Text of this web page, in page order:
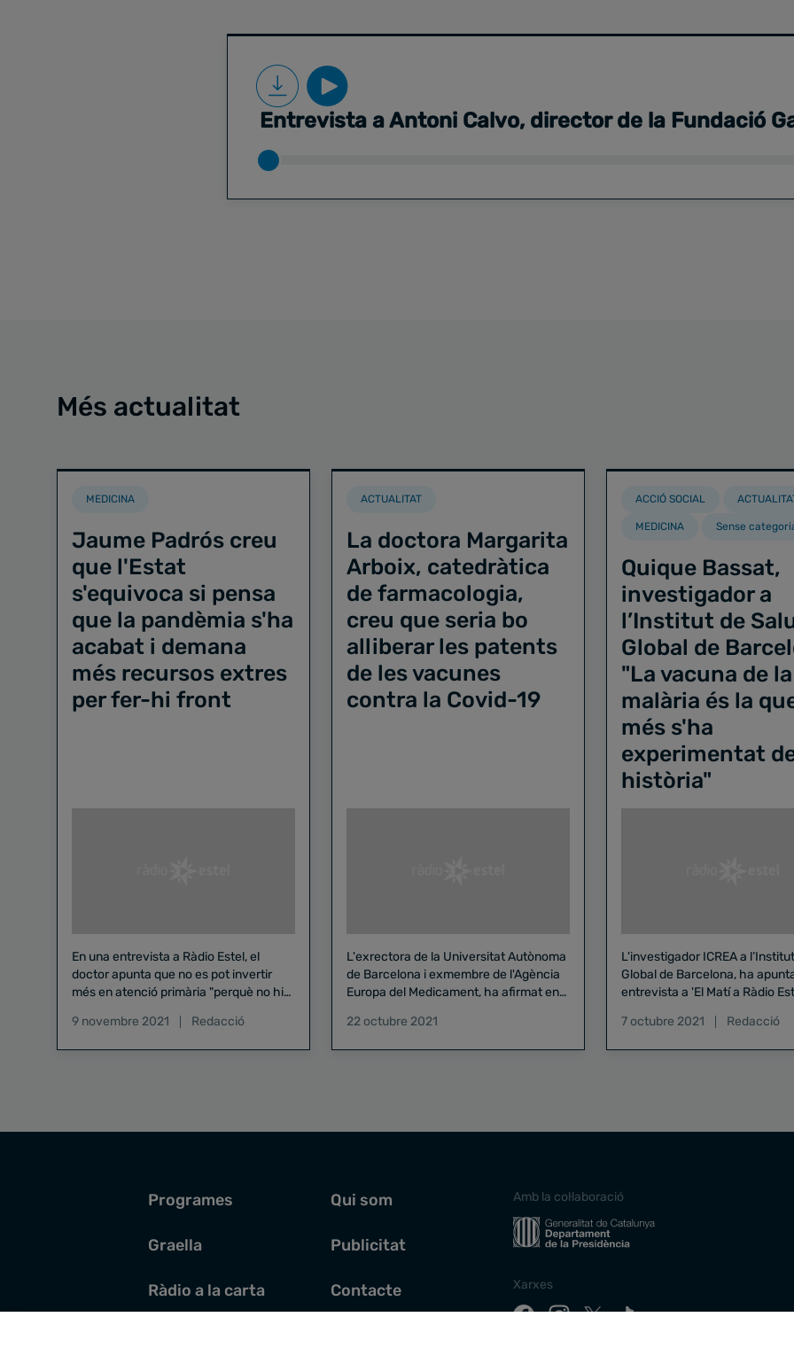
Entrevista a Antoni Calvo, director de la Fundació
Més actualitat
MEDICINA
Jaume Padrós creu
que l'Estat
s'equivoca si pensa
que la pandèmia s'ha
acabat i demana
més recursos extres
per fer-hi front
En una entrevista a Ràdio Estel, el
doctor apunta que no es pot invertir
més en atenció primària "perquè no hi
9 novembre 2021 Redacció
ACTUALITAT
La doctora Margarita
Arboix, catedràtica
de farmacologia,
creu que seria bo
alliberar les patents
de les vacunes
contra la Covid-19
L'exrectora de la Universitat Autònoma
de Barcelona i exmembre de l'Agència
Europa del Medicament, ha afirmat en
"és el moment que Europa posi diners
22 octubre 2021
ACCIÓ SOCIAL
MEDICINA Sense
Quique Bassat,
investigador a
l’Institut de
Global de
"La vacuna de la
malària és la
més s'ha
experimentat
història"
L'investigador ICREA a
Global de Barcelona, ha
entrevista a 'El Matí a Ràdio Estel' que la
que es tardi més temps en
7 octubre 2021 Redacció
Programes
Graella
Ràdio a la carta
Qui som
Publicitat
Contacte
Amb la col·laboració
Xarxes